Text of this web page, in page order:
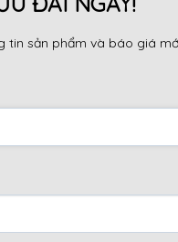
KHÔNG?
tên gọi phổ biến
về khả năng chịu
tin sản phẩm và báo giá